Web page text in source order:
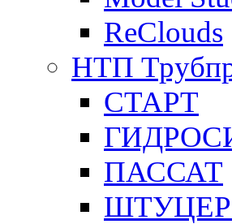
ReClouds
НТП
СТАРТ
ПАССАТ